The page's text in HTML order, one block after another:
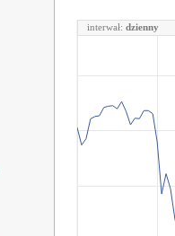
interwał: dzienny